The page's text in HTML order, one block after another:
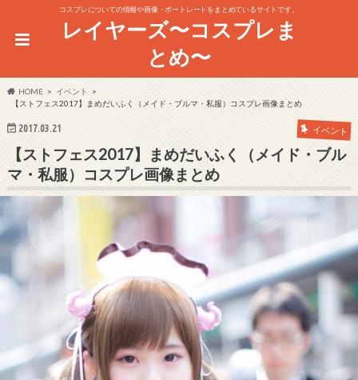
コスプレについての情報や画像・ポートレートをまとめているサイトです。
レイヤーズ〜コスプレま
とめ〜
HOME
イベント
【ストフェス2017】まめだいふく（メイド・ブルマ・私服）コスプレ画像まとめ
2017.03.21 イベント
【ストフェス2017】まめだいふく（メイド・ブル
マ・私服）コスプレ画像まとめ